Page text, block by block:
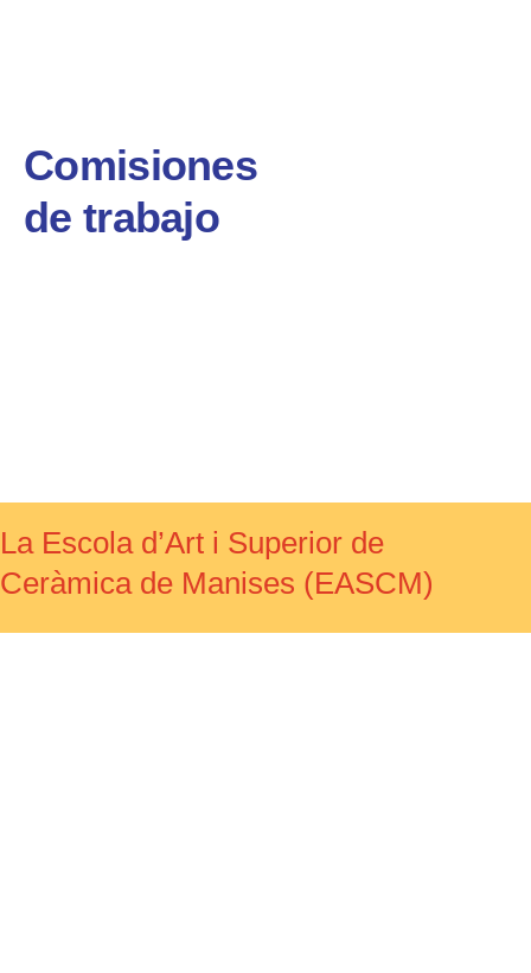
Comisiones
de trabajo
La Escola d’Art i Superior de
Ceràmica de Manises (EASCM)